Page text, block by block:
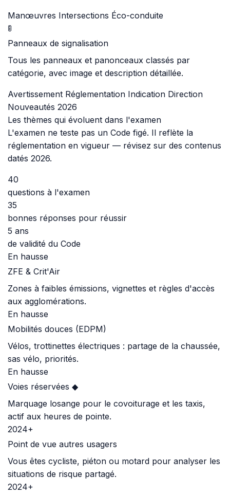
Manœuvres Intersections Éco-conduite
🚦
Panneaux de signalisation
Tous les panneaux et panonceaux classés par
catégorie, avec image et description détaillée.
Avertissement Réglementation Indication Direction
Nouveautés 2026
Les thèmes qui évoluent dans l'examen
L'examen ne teste pas un Code figé. Il reflète la
réglementation en vigueur — révisez sur des contenus
datés 2026.
40
questions à l'examen
35
bonnes réponses pour réussir
5 ans
de validité du Code
En hausse
ZFE & Crit'Air
Zones à faibles émissions, vignettes et règles d'accès
aux agglomérations.
En hausse
Mobilités douces (EDPM)
Vélos, trottinettes électriques : partage de la chaussée,
sas vélo, priorités.
En hausse
Voies réservées ◆
Marquage losange pour le covoiturage et les taxis,
actif aux heures de pointe.
2024+
Point de vue autres usagers
Vous êtes cycliste, piéton ou motard pour analyser les
situations de risque partagé.
2024+